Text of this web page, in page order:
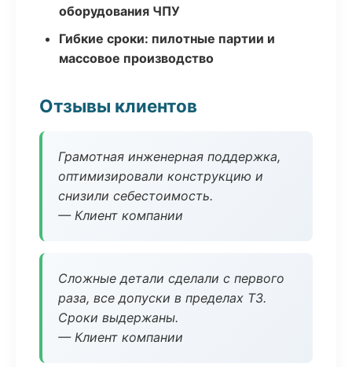
оборудования ЧПУ
Гибкие сроки: пилотные партии и
массовое производство
Отзывы клиентов
Грамотная инженерная поддержка,
оптимизировали конструкцию и
снизили себестоимость.
— Клиент компании
Сложные детали сделали с первого
раза, все допуски в пределах ТЗ.
Сроки выдержаны.
— Клиент компании